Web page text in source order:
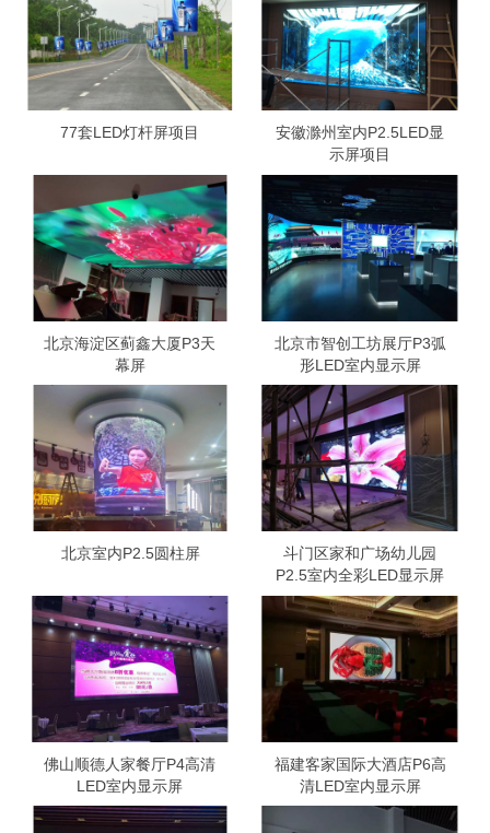
77套LED灯杆屏项目
安徽滁州室内P2.5LED显
示屏项目
北京海淀区蓟鑫大厦P3天
幕屏
北京市智创工坊展厅P3弧
形LED室内显示屏
北京室内P2.5圆柱屏
斗门区家和广场幼儿园
P2.5室内全彩LED显示屏
佛山顺德人家餐厅P4高清
LED室内显示屏
福建客家国际大酒店P6高
清LED室内显示屏